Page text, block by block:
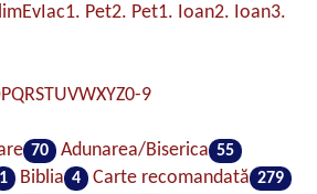
EvIac1. Pet2. Pet1. Ioan2. Ioan3.
PQRSTUVWXYZ0-9
70 Adunarea/Biserica 55
1 Biblia 4 Carte recomandată 279